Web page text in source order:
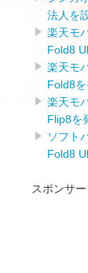
法人を
楽天モ
Fold8
楽天モ
Fold8
楽天モ
Flip8を
ソフト
Fold8
スポンサ